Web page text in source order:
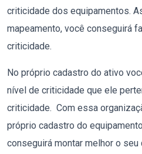
criticidade dos equipamentos.
mapeamento, você conseguirá
criticidade.
No próprio cadastro do ativo
nível de criticidade que ele
criticidade. Com essa
próprio cadastro do
conseguirá montar melhor o seu